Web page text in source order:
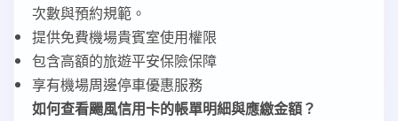
次數與預約規範。
提供免費機場貴賓室使用權限
包含高額的旅遊平安保險保障
享有機場周邊停車優惠服務
如何查看颺風信用卡的帳單明細與應繳金額？